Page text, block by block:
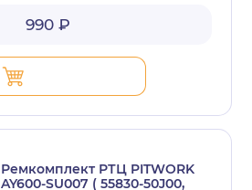
990 ₽
Ремкомплект РТЦ PITWORK
AY600-SU007 ( 55830-50J00,